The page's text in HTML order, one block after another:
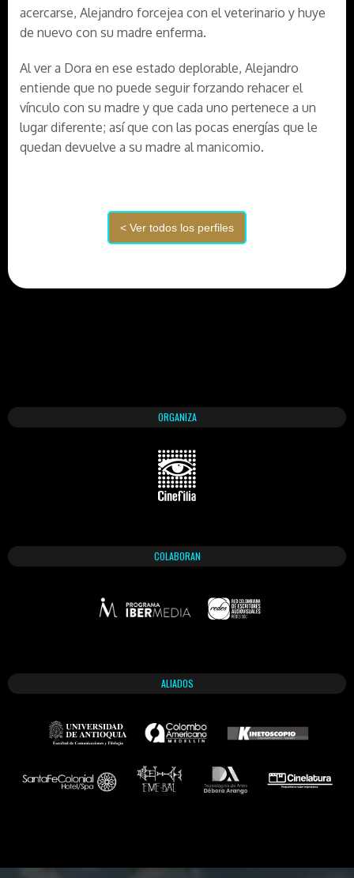
acercarse, Alejandro forcejea con el veterinario y huye
de nuevo con su madre enferma.
Al ver a Dora en ese estado deplorable, Alejandro
entiende que no puede seguir forzando rehacer el
vínculo con su madre y que cada uno pertenece a un
lugar diferente; así que con las pocas energías que le
quedan devuelve a su madre al manicomio.
ORGANIZA
COLABORAN
ALIADOS